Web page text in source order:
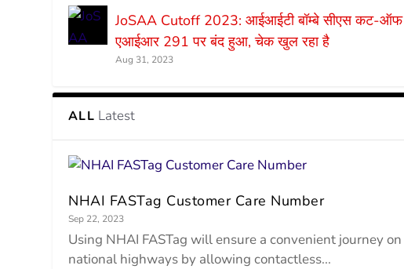
JoSAA Cutoff 2023: आईआईटी बॉम्बे सीएस कट-ऑफ
एआईआर 291 पर बंद हुआ, चेक खुल रहा है
Aug 31, 2023
ALL Latest
NHAI FASTag Customer Care Number
Sep 22, 2023
Using NHAI FASTag will ensure a convenient journey on
national highways by allowing contactless...